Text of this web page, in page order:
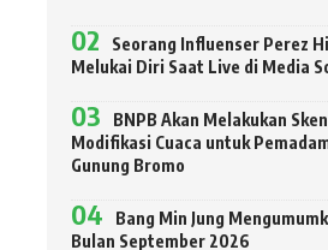
Seorang Influenser Perez
Melukai Diri Saat Live di Media
BNPB Akan Melakukan
Modifikasi Cuaca untuk
Gunung Bromo
Bang Min Jung
Bulan September 2026